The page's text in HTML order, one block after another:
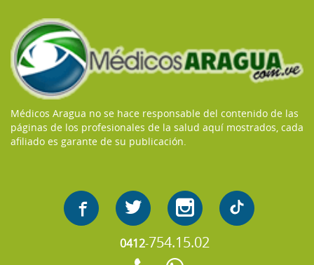
Médicos Aragua no se hace responsable del contenido de las
páginas de los profesionales de la salud aquí mostrados, cada
afiliado es garante de su publicación.
0412-754.15.02